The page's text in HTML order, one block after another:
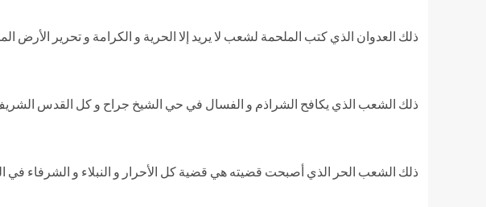
ذلك العدوان الذي كتب الملحمة لشعب لا يريد إلا الحرية و الكرامة و تحرير الأرض
ذلك الشعب الذي يكافح الشراذم و الفسال في حي الشيخ جراح و كل القدس
ذلك الشعب الحر الذي أصبحت قضيته هي قضية كل الأحرار و النبلاء و الشرفاء في